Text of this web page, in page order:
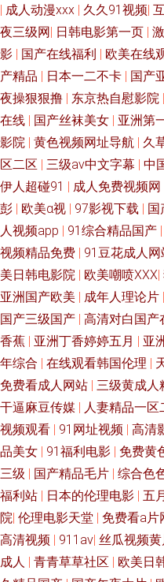
夜肏妹子 五月婷婷激情深爱网 91
资源 人妻在线官网 深爱婷婷网
免费入口 丁香婷婷乱鲁 九草精品
催残变态bdsm 91久久海角 欧美
操你妹逼片网站 99中文化产品在
豆毛片视频 久草天堂网 欧美福利
人无码精品久久无套 海角伊人 久
av第一页 1024吃瓜官网入口 91伊
袜 超碰人妻91 玖玖色资源 日韩
色鸡免费游戏入口 97资源站老师
亚洲天堂日本国产 亚洲色8P 91
无码内射 久久极品精品 欧美日韩
| 成人动漫xxx | 久久91视频|
夜三级网| 日韩电影第一页 |
影 | 国产在线福利 | 欧美在线
产精品 | 日本一二不卡 | 国产
夜操狠狠撸 | 东京热自慰影院 |
在线 | 国产丝袜美女 | 亚洲第
影院 | 黄色视频网址导航 | 久
区二区 | 三级av中文字幕 | 中
伊人超碰91 | 成人免费视频网
彭 | 欧美α视 | 97影视下载 | 国
人视频app | 91综合精品国产 |
视频精品免费 | 91豆花成人网
美日韩电影院 | 欧美嘲喷XXX|
亚洲国产欧美 | 成年人理论片 |
国产三级国产 | 高清对白国产
香蕉 | 亚洲丁香婷婷五月 | 亚
年综合 | 在线观看韩国伦理 |
免费看成人网站 | 三级黄成人
干逼麻豆传媒 | 人妻精品一区
视频观看 | 91网址视频 | 高清
品美女 | 91福利电影 | 免费黄
三级 | 国产精品毛片 | 综合色
福利站 | 日本的伦理电影 | 五
院| 伦理电影天堂 | 免费看a片
高清视频 | 911av| 丝瓜视频
成人 | 青青草草社区 | 欧美日